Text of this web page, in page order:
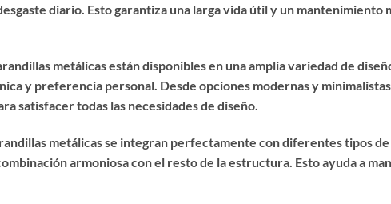
diario. Esto garantiza una larga vida útil y un
metálicas están disponibles en una amplia variedad de
y preferencia personal. Desde opciones modernas y
satisfacer todas las necesidades de diseño.
metálicas se integran perfectamente con diferentes tipos
armoniosa con el resto de la estructura. Esto ayuda a